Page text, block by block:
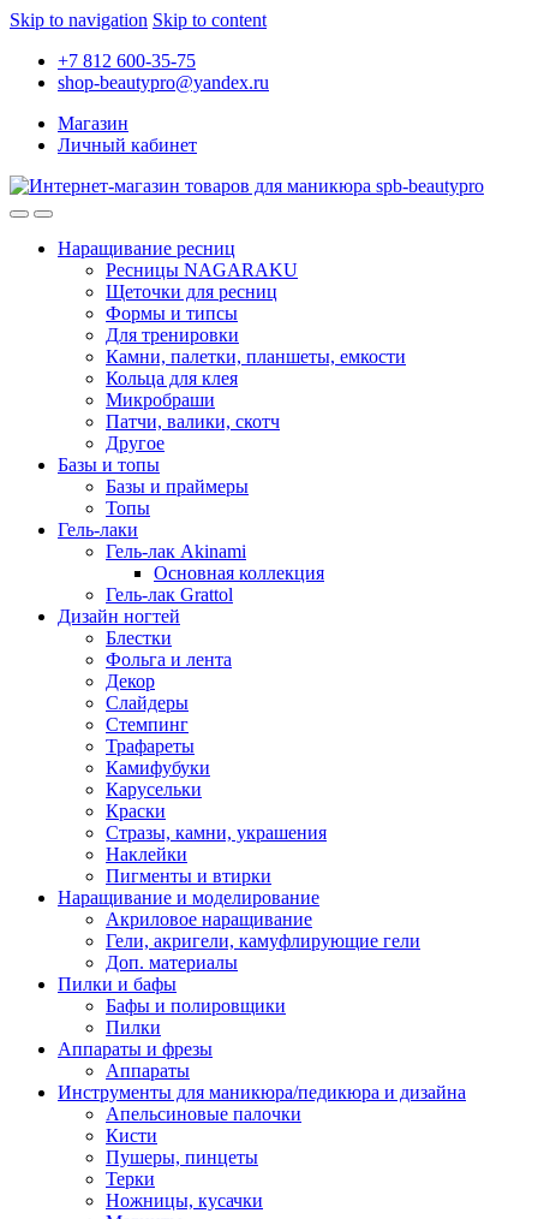
Skip to navigation Skip to content
+7 812 600-35-75
shop-beautypro@yandex.ru
Магазин
Личный кабинет
Наращивание ресниц
Ресницы NAGARAKU
Щеточки для ресниц
Формы и типсы
Для тренировки
Камни, палетки, планшеты, емкости
Кольца для клея
Микробраши
Патчи, валики, скотч
Другое
Базы и топы
Базы и праймеры
Топы
Гель-лаки
Гель-лак Akinami
Основная коллекция
Гель-лак Grattol
Дизайн ногтей
Блестки
Фольга и лента
Декор
Слайдеры
Стемпинг
Трафареты
Камифубуки
Карусельки
Краски
Стразы, камни, украшения
Наклейки
Пигменты и втирки
Наращивание и моделирование
Акриловое наращивание
Гели, акригели, камуфлирующие гели
Доп. материалы
Пилки и бафы
Бафы и полировщики
Пилки
Аппараты и фрезы
Аппараты
Инструменты для маникюра/педикюра и дизайна
Апельсиновые палочки
Кисти
Пушеры, пинцеты
Терки
Ножницы, кусачки